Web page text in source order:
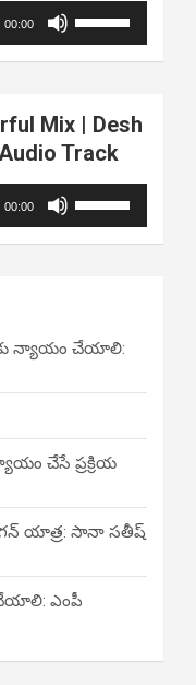
00:00
Arrow
increase
or
Mix | Desh
Track
00:00
Arrow
decrease
న్యాయం చేయాలి:
చేసే ప్రక్రియ
యాత్ర: సానా సతీష్
ఎంపీ